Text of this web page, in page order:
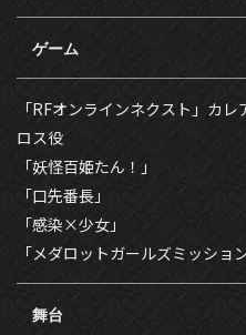
ゲーム
「RFオンラインネクスト」カ
ロス役
「妖怪百姫たん！」
「口先番長」
「感染×少女」
「メダロットガールズミッション
舞台